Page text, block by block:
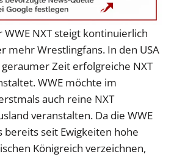
NXT steigt kontinuierlich
mehr Wrestlingfans. In den USA
Zeit erfolgreiche NXT
WWE möchte im
auch reine NXT
veranstalten. Da die WWE
bereits seit Ewigkeiten hohe
Königreich verzeichnen,